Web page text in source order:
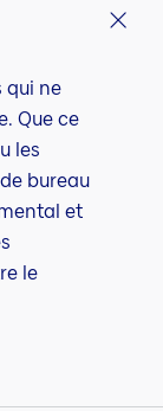
qui ne
Que ce
les
bureau
et
le